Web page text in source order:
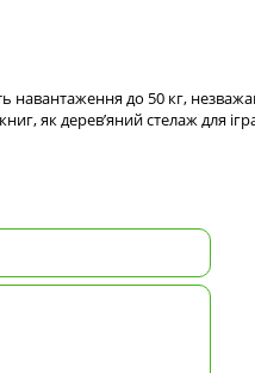
до 50 кг,
як дерев’яний стелаж для